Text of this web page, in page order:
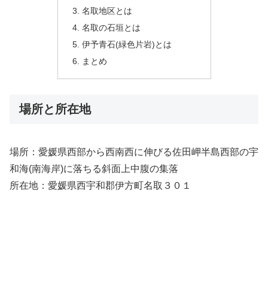
名取地区とは
名取の石垣とは
伊予青石(緑色片岩)とは
まとめ
場所と所在地
場所：愛媛県西部から西南西に伸びる佐田岬半島西部の宇
和海(南海岸)に落ちる斜面上中腹の集落
所在地：愛媛県西宇和郡伊方町名取３０１